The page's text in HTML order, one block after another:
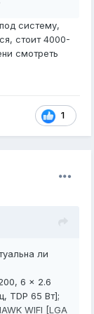
систему,
стоит 4000-
смотреть
1
ли
6 x 2.6
TDP 65 Вт];
WIFI [LGA